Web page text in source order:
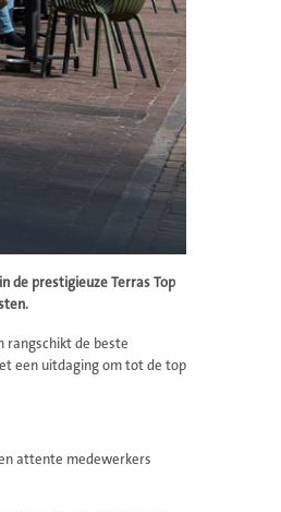
de prestigieuze Terras Top
rangschikt de beste
een uitdaging om tot de top
attente medewerkers